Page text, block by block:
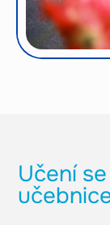
Učení